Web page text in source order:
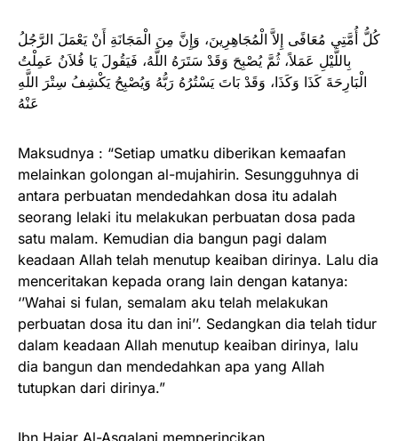
كُلُّ أُمَّتِي مُعَافًى إِلاَّ الْمُجَاهِرِينَ، وَإِنَّ مِنَ الْمَجَانَةِ أَنْ يَعْمَلَ الرَّجُلُ
بِاللَّيْلِ عَمَلاً، ثُمَّ يُصْبِحَ وَقَدْ سَتَرَهُ اللَّهُ، فَيَقُولَ يَا فُلاَنُ عَمِلْتُ
الْبَارِحَةَ كَذَا وَكَذَا، وَقَدْ بَاتَ يَسْتُرُهُ رَبُّهُ وَيُصْبِحُ يَكْشِفُ سِتْرَ اللَّهِ
عَنْهُ
Maksudnya : “Setiap umatku diberikan kemaafan
melainkan golongan al-mujahirin. Sesungguhnya di
antara perbuatan mendedahkan dosa itu adalah
seorang lelaki itu melakukan perbuatan dosa pada
satu malam. Kemudian dia bangun pagi dalam
keadaan Allah telah menutup keaiban dirinya. Lalu dia
menceritakan kepada orang lain dengan katanya:
‘’Wahai si fulan, semalam aku telah melakukan
perbuatan dosa itu dan ini’’. Sedangkan dia telah tidur
dalam keadaan Allah menutup keaiban dirinya, lalu
dia bangun dan mendedahkan apa yang Allah
tutupkan dari dirinya.”